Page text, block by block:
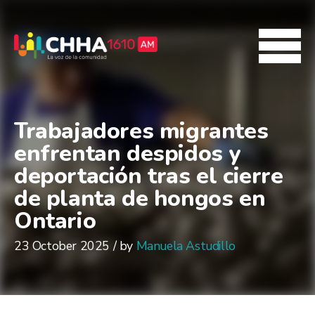
Trabajadores migrantes
enfrentan despidos y
deportación tras el cierre
de planta de hongos en
Ontario
23 October 2025 / by Manuela Astudillo